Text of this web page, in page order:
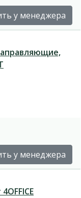
у менеджера
у менеджера